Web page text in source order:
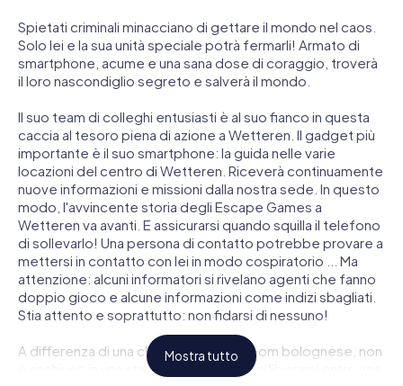
Spietati criminali minacciano di gettare il mondo nel caos.
Solo lei e la sua unità speciale potrà fermarli! Armato di
smartphone, acume e una sana dose di coraggio, troverà
il loro nascondiglio segreto e salverà il mondo.
Il suo team di colleghi entusiasti è al suo fianco in questa
caccia al tesoro piena di azione a Wetteren. Il gadget più
importante è il suo smartphone: la guida nelle varie
locazioni del centro di Wetteren. Riceverà continuamente
nuove informazioni e missioni dalla nostra sede. In questo
modo, l'avvincente storia degli Escape Games a
Wetteren va avanti. E assicurarsi quando squilla il telefono
di sollevarlo! Una persona di contatto potrebbe provare a
mettersi in contatto con lei in modo cospiratorio ... Ma
attenzione: alcuni informatori si rivelano agenti che fanno
doppio gioco e alcune informazioni come indizi sbagliati.
Stia attento e soprattutto: non fidarsi di nessuno!
A differenza di una classica Escape Room bolognese, non
è rinchiuso in una stanza dalla quale devi liberarsi entro una
Mostra tutto